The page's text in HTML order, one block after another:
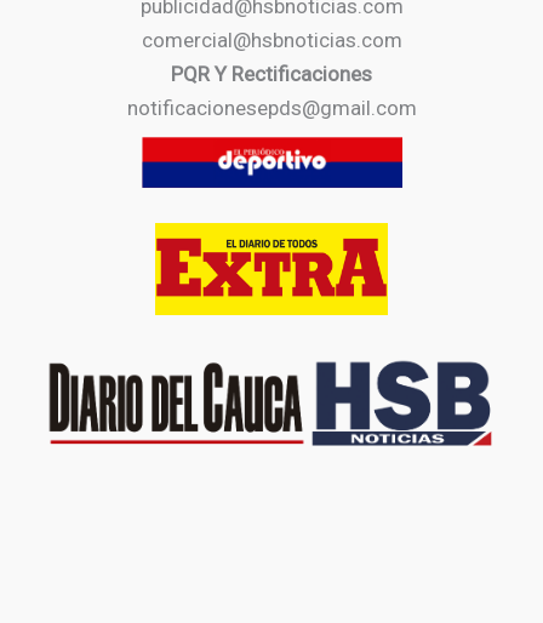
publicidad@hsbnoticias.com
comercial@hsbnoticias.com
PQR Y Rectificaciones
notificacionesepds@gmail.com